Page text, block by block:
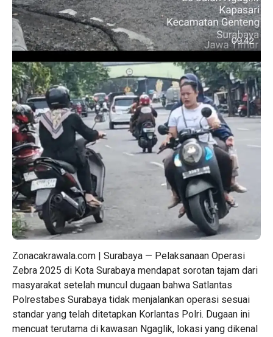
Zonacakrawala.com | Surabaya — Pelaksanaan Operasi
Zebra 2025 di Kota Surabaya mendapat sorotan tajam dari
masyarakat setelah muncul dugaan bahwa Satlantas
Polrestabes Surabaya tidak menjalankan operasi sesuai
standar yang telah ditetapkan Korlantas Polri. Dugaan ini
mencuat terutama di kawasan Ngaglik, lokasi yang dikenal